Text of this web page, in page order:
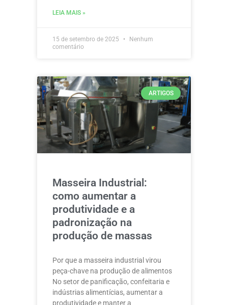
LEIA MAIS »
15 de setembro de 2025
Nenhum
comentário
ARTIGOS
Masseira Industrial:
como aumentar a
produtividade e a
padronização na
produção de massas
Por que a masseira industrial virou
peça-chave na produção de alimentos
No setor de panificação, confeitaria e
indústrias alimentícias, aumentar a
produtividade e manter a